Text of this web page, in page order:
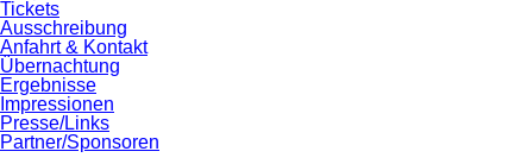
Tickets
Ausschreibung
Anfahrt & Kontakt
Übernachtung
Ergebnisse
Impressionen
Presse/Links
Partner/Sponsoren